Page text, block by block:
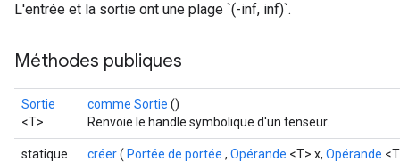
L'entrée et la sortie ont une plage `(-inf, inf)`.
Méthodes publiques
Sortie
<T>
comme Sortie ()
Renvoie le handle symbolique d'un tenseur.
statique
créer( Portée de portée , Opérande <T> x, Opérande